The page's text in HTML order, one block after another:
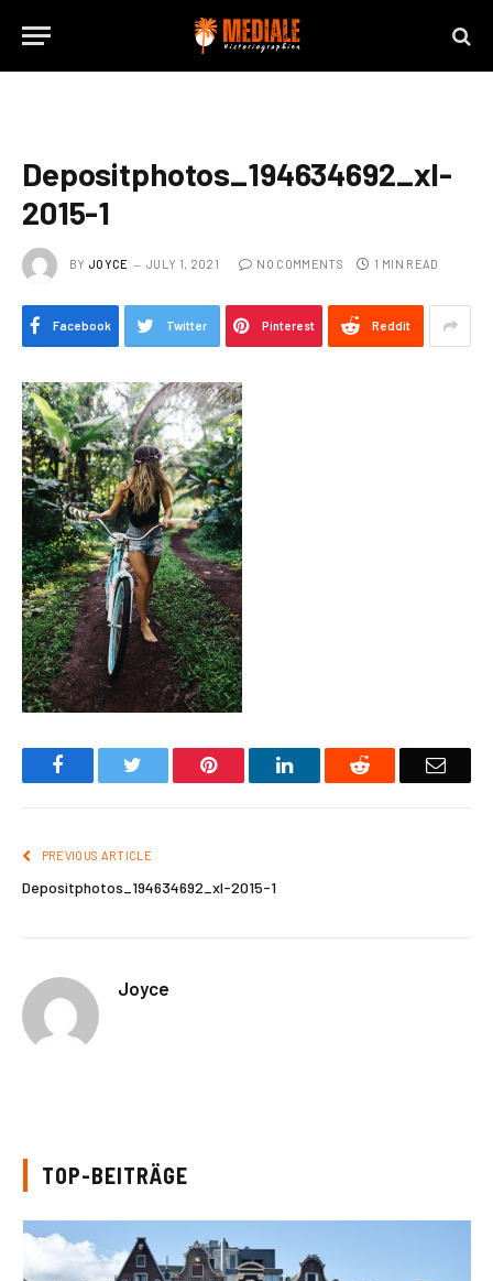
Depositphotos_194634692_xl-
2015-1
BY JOYCE JULY 1, 2021 NO COMMENTS 1 MIN READ
Facebook Twitter Pinterest Reddit
Facebook Pinterest LinkedIn Reddit Email
PREVIOUS ARTICLE
Depositphotos_194634692_xl-2015-1
Joyce
TOP-BEITRÄGE